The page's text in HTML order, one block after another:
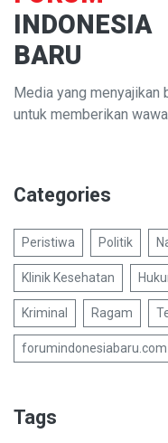
INDONESIA
BARU
Media yang menyajikan
untuk memberikan
Categories
Peristiwa Politik
Klinik Kesehatan
Kriminal Ragam
forumindonesiabaru.com
Tags